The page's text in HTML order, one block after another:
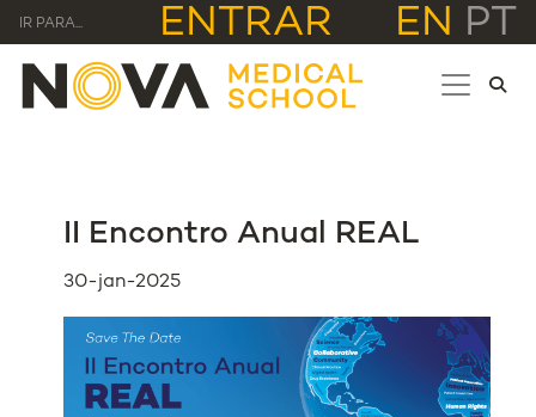
IR PARA... ENTRAR EN PT
II Encontro Anual REAL
30-jan-2025